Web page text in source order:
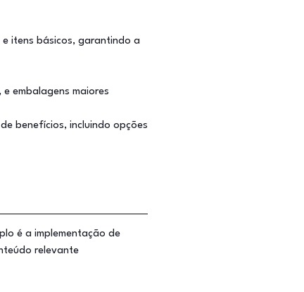
itens básicos, garantindo a
embalagens maiores
benefícios, incluindo opções
é a implementação de
relevante